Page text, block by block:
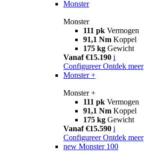
Monster
Monster
111 pk Vermogen
91,1 Nm Koppel
175 kg Gewicht
Vanaf €15.190 i
Configureer Ontdek meer
Monster +
Monster +
111 pk Vermogen
91,1 Nm Koppel
175 kg Gewicht
Vanaf €15.590 i
Configureer Ontdek meer
new Monster 100